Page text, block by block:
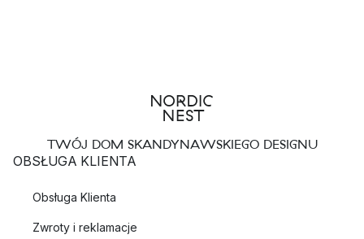
TWÓJ DOM SKANDYNAWSKIEGO DESIGNU
OBSŁUGA KLIENTA
Obsługa Klienta
Zwroty i reklamacje